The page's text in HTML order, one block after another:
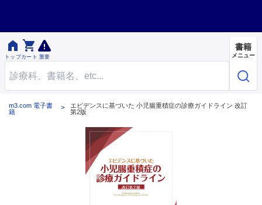

トップ

カート 重要
書籍
メニュー
m3.com 電子書
籍
エビデンスに基づいた 小児腸重積症の診療ガイドライン 改訂
第2版